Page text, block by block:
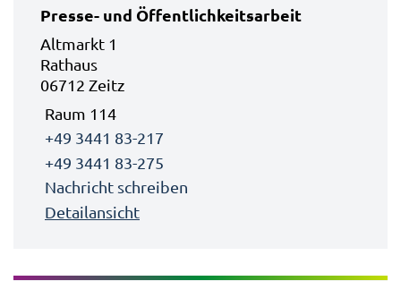
Presse- und Öffentlichkeitsarbeit
Altmarkt 1
Rathaus
06712 Zeitz
Raum 114
+49 3441 83-217
+49 3441 83-275
Nachricht schreiben
Detailansicht